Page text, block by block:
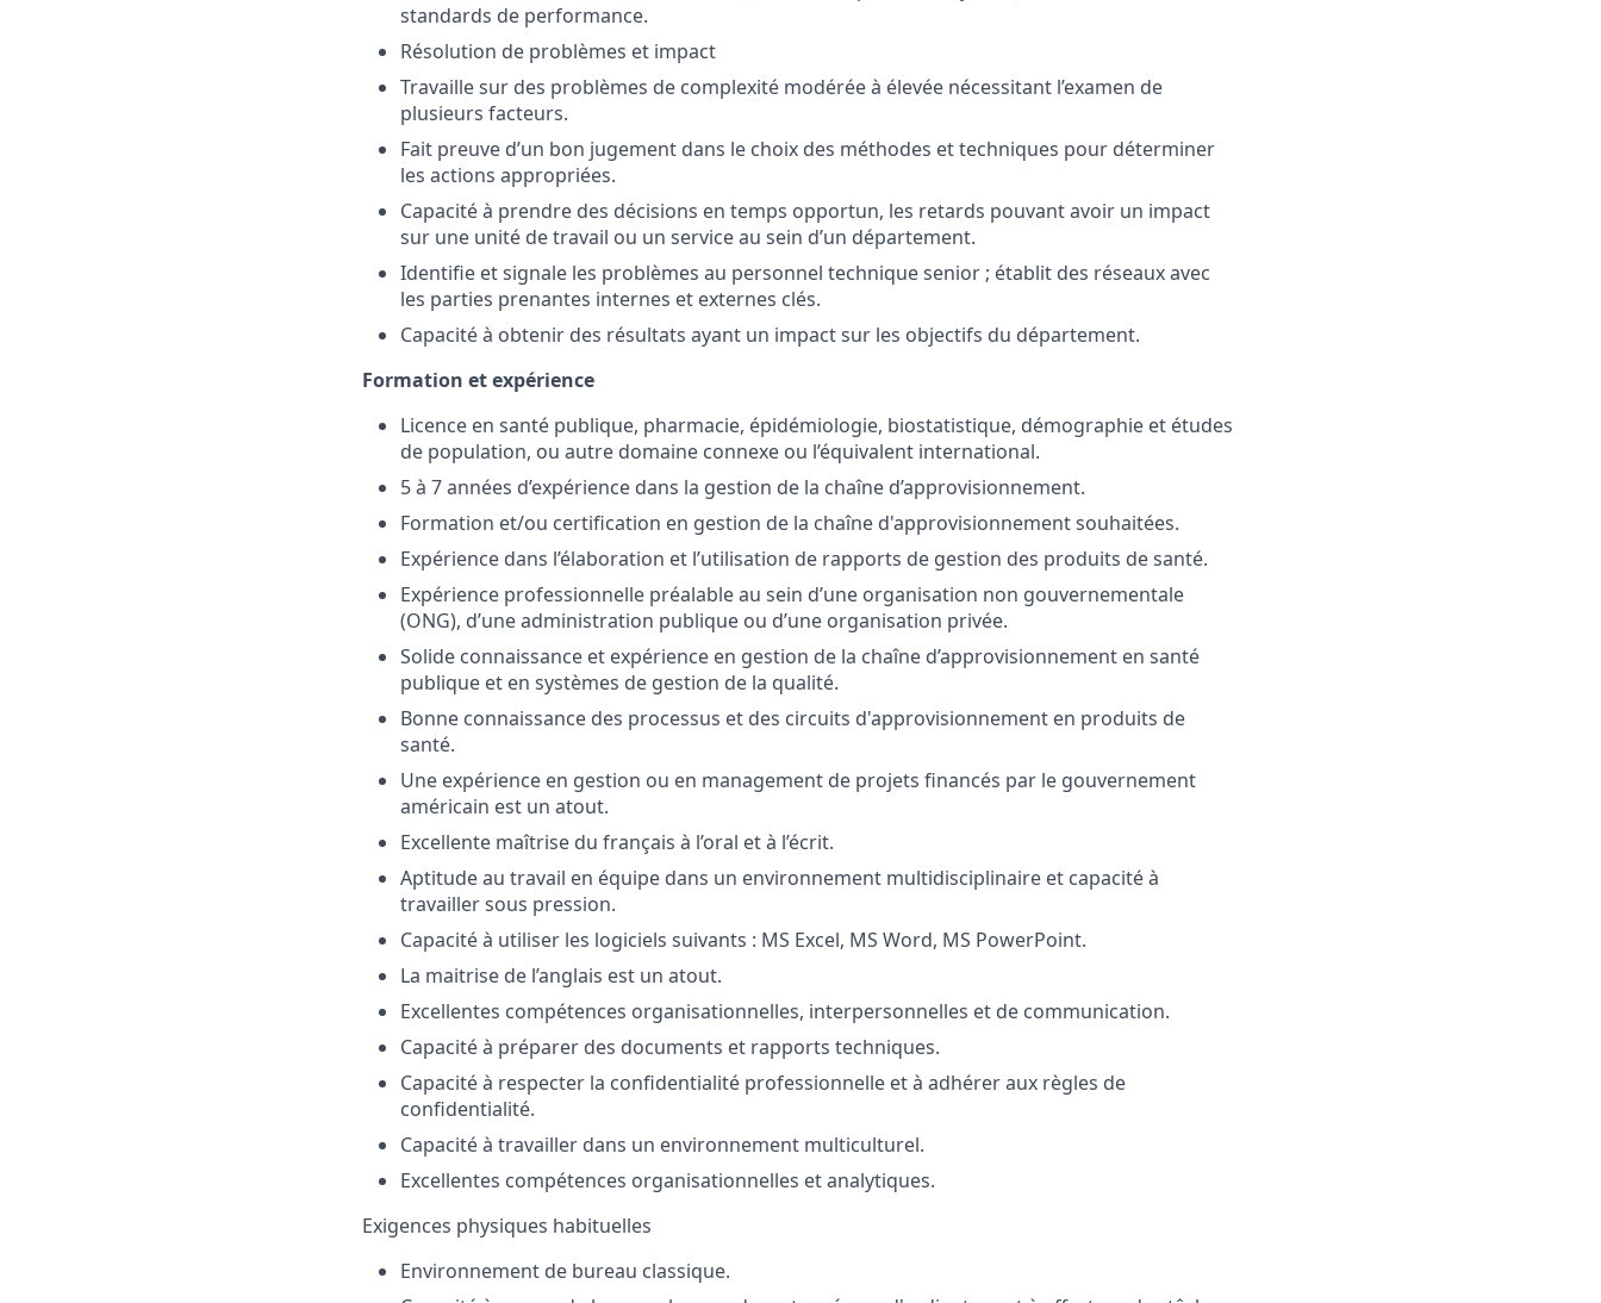
standards de performance.
Résolution de problèmes et impact
Travaille sur des problèmes de complexité modérée à élevée nécessitant l’examen de
plusieurs facteurs.
Fait preuve d’un bon jugement dans le choix des méthodes et techniques pour déterminer
les actions appropriées.
Capacité à prendre des décisions en temps opportun, les retards pouvant avoir un impact
sur une unité de travail ou un service au sein d’un département.
Identifie et signale les problèmes au personnel technique senior ; établit des réseaux avec
les parties prenantes internes et externes clés.
Capacité à obtenir des résultats ayant un impact sur les objectifs du département.
Formation et expérience
Licence en santé publique, pharmacie, épidémiologie, biostatistique, démographie et études
de population, ou autre domaine connexe ou l’équivalent international.
5 à 7 années d’expérience dans la gestion de la chaîne d’approvisionnement.
Formation et/ou certification en gestion de la chaîne d'approvisionnement souhaitées.
Expérience dans l’élaboration et l’utilisation de rapports de gestion des produits de santé.
Expérience professionnelle préalable au sein d’une organisation non gouvernementale
(ONG), d’une administration publique ou d’une organisation privée.
Solide connaissance et expérience en gestion de la chaîne d’approvisionnement en santé
publique et en systèmes de gestion de la qualité.
Bonne connaissance des processus et des circuits d'approvisionnement en produits de
santé.
Une expérience en gestion ou en management de projets financés par le gouvernement
américain est un atout.
Excellente maîtrise du français à l’oral et à l’écrit.
Aptitude au travail en équipe dans un environnement multidisciplinaire et capacité à
travailler sous pression.
Capacité à utiliser les logiciels suivants : MS Excel, MS Word, MS PowerPoint.
La maitrise de l’anglais est un atout.
Excellentes compétences organisationnelles, interpersonnelles et de communication.
Capacité à préparer des documents et rapports techniques.
Capacité à respecter la confidentialité professionnelle et à adhérer aux règles de
confidentialité.
Capacité à travailler dans un environnement multiculturel.
Excellentes compétences organisationnelles et analytiques.
Exigences physiques habituelles
Environnement de bureau classique.